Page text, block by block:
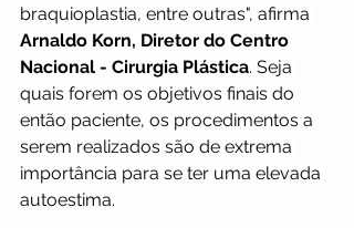
braquioplastia, entre outras", afirma
Arnaldo Korn, Diretor do Centro
Nacional - Cirurgia Plástica. Seja
quais forem os objetivos finais do
então paciente, os procedimentos a
serem realizados são de extrema
importância para se ter uma elevada
autoestima.